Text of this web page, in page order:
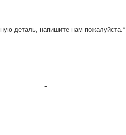
деталь, напишите нам пожалуйста.*
-